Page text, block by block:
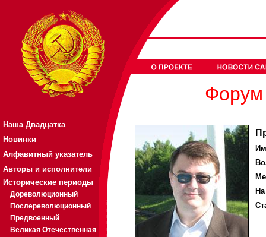
Наша Двадцатка
Новинки
Алфавитный указатель
Авторы и исполнители
Исторические периоды
Дореволюционный
Послереволюционный
Предвоенный
Великая Отечественная
Форум